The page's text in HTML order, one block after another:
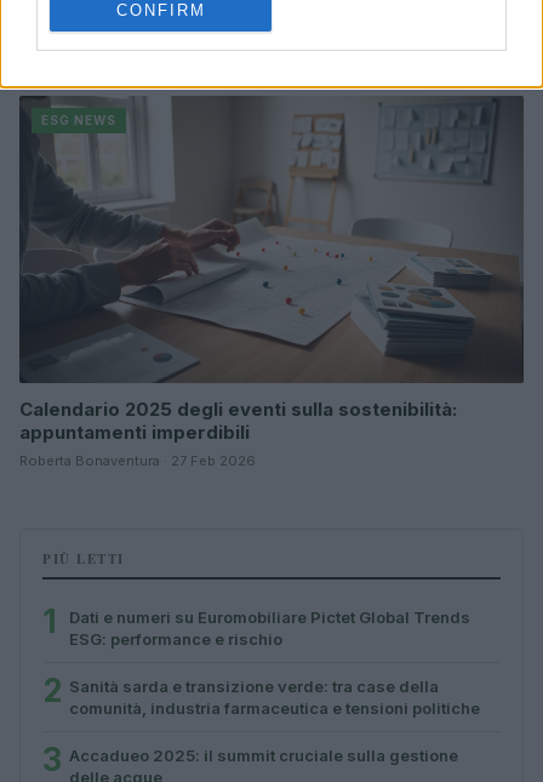
CONFIRM
Dati e numeri su Euromobiliare Pictet Global Trends
ESG: performance e rischio
ESG NEWS
Calendario 2025 degli eventi sulla sostenibilità:
appuntamenti imperdibili
Roberta Bonaventura · 27 Feb 2026
PIÙ LETTI
1
Dati e numeri su Euromobiliare Pictet Global Trends
ESG: performance e rischio
2 Sanità sarda e transizione verde: tra case della
comunità, industria farmaceutica e tensioni politiche
3 Accadueo 2025: il summit cruciale sulla gestione
delle acque